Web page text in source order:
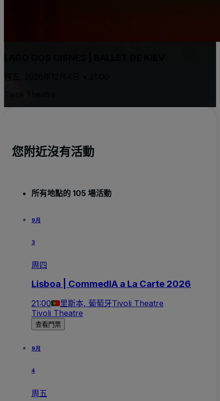
週五, 2026年12月4日 • 21:00
您附近沒有活動
所有地點的 105 場活動
9月
3
周四
Lisboa | CommedIA a La Carte 2026
21:00 里斯本, 葡萄牙Tivoli Theatre
Tivoli Theatre
查看門票
9月
4
周五